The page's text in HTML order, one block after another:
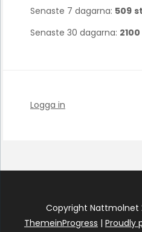
Senaste 7 dagarna: 509 st
Senaste 30 dagarna: 2100
Logga in
Copyright Nattmolnet
ThemeinProgress | Proudly